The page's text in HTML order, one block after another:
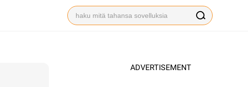
ADVERTISEMENT